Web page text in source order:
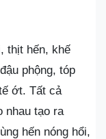
thịt hến, khế
phộng, tóp
ớt. Tất cả
nhau tạo ra
hến nóng hổi,